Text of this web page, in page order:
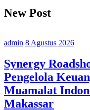
New Post
admin 8 Agustus 2026
Synergy
Pengelola
Muamalat
Makassar